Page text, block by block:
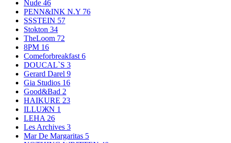
Nude 46
PENN&INK N.Y 76
SSSTEIN 57
Stokton 34
TheLoom 72
8PM 16
Comeforbreakfast 6
DOUCAL`S 3
Gerard Darel 9
Gia Studios 16
Good&Bad 2
HAIKURE 23
ILLUЖN 1
LEHA 26
Les Archives 3
Mar De Margaritas 5